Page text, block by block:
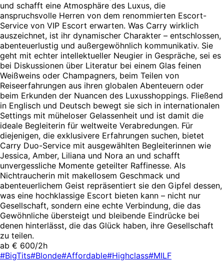
und schafft eine Atmosphäre des Luxus, die
anspruchsvolle Herren von dem renommierten Escort-
Service von VIP Escort erwarten. Was Carry wirklich
auszeichnet, ist ihr dynamischer Charakter – entschlossen,
abenteuerlustig und außergewöhnlich kommunikativ. Sie
geht mit echter intellektueller Neugier in Gespräche, sei es
bei Diskussionen über Literatur bei einem Glas feinen
Weißweins oder Champagners, beim Teilen von
Reiseerfahrungen aus ihren globalen Abenteuern oder
beim Erkunden der Nuancen des Luxusshoppings. Fließend
in Englisch und Deutsch bewegt sie sich in internationalen
Settings mit müheloser Gelassenheit und ist damit die
ideale Begleiterin für weltweite Verabredungen. Für
diejenigen, die exklusivere Erfahrungen suchen, bietet
Carry Duo-Service mit ausgewählten Begleiterinnen wie
Jessica, Amber, Liliana und Nora an und schafft
unvergessliche Momente geteilter Raffinesse. Als
Nichtraucherin mit makellosem Geschmack und
abenteuerlichem Geist repräsentiert sie den Gipfel dessen,
was eine hochklassige Escort bieten kann – nicht nur
Gesellschaft, sondern eine echte Verbindung, die das
Gewöhnliche übersteigt und bleibende Eindrücke bei
denen hinterlässt, die das Glück haben, ihre Gesellschaft
zu teilen.
ab € 600/2h
#BigTits#Blonde#Affordable#Highclass#MILF